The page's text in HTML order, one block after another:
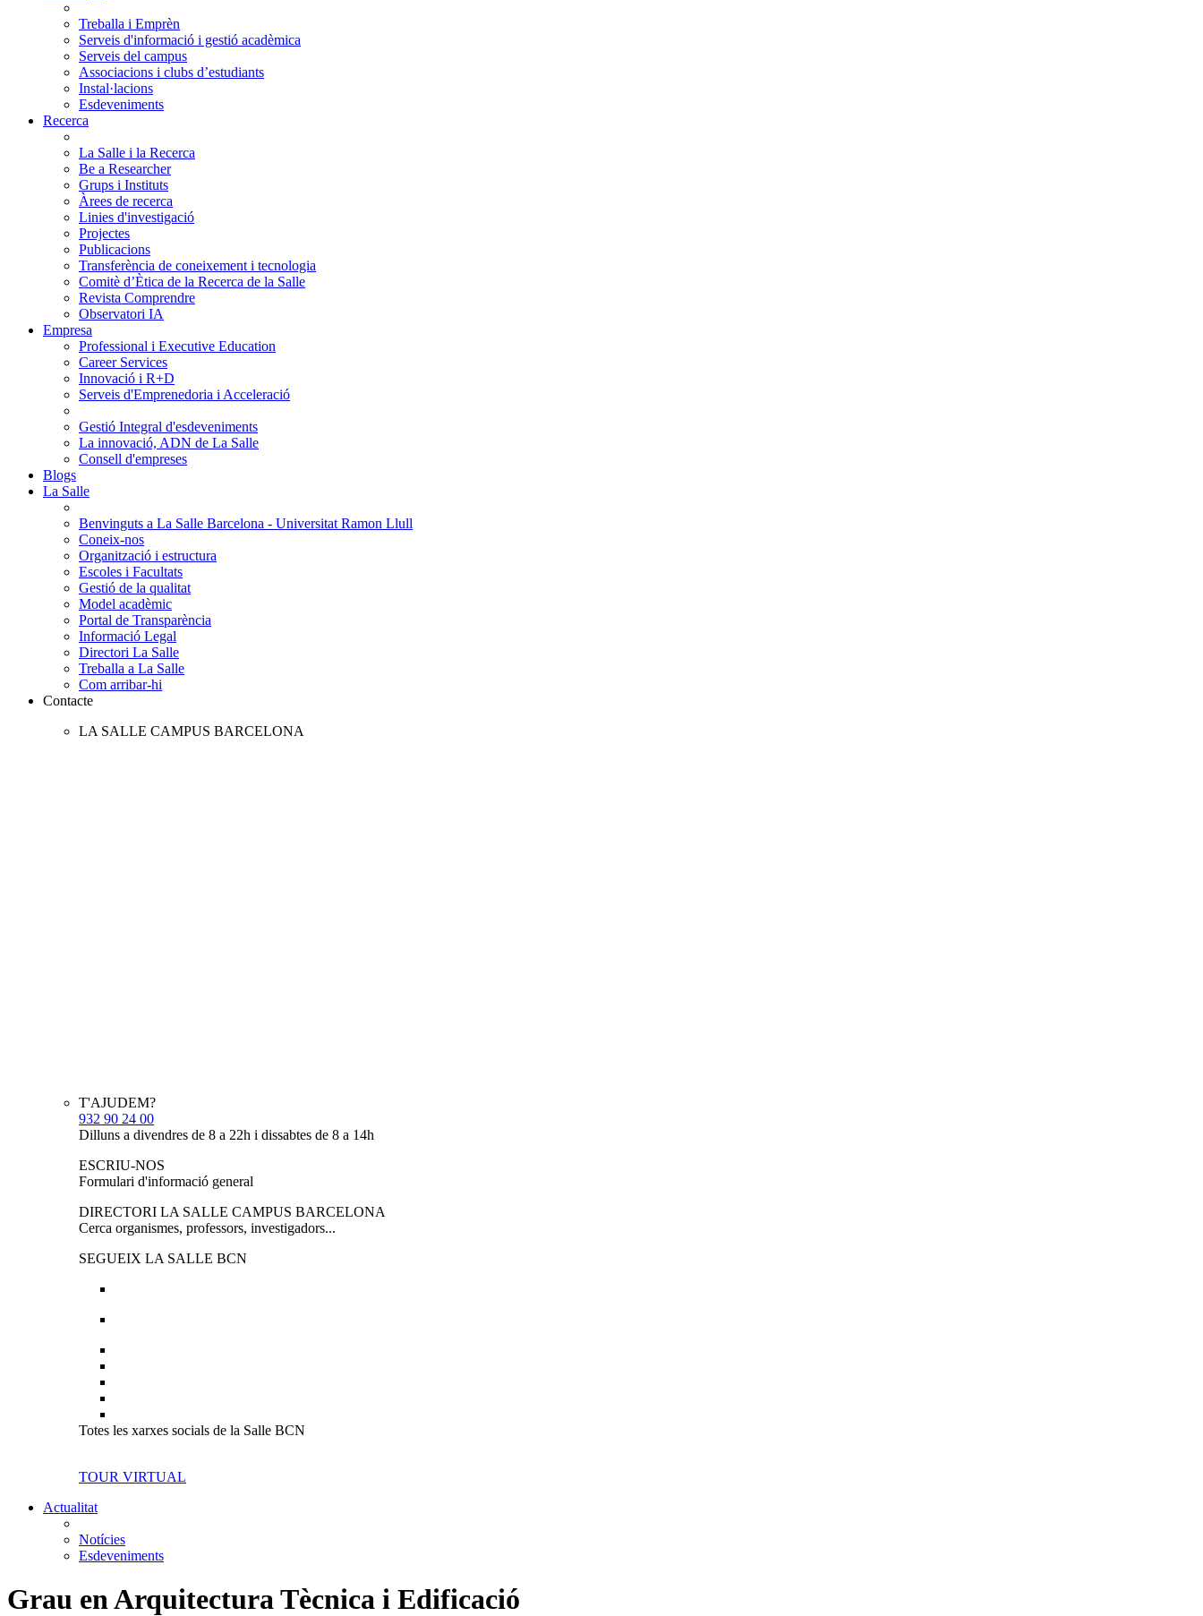
Treballa i Emprèn
Serveis d'informació i gestió acadèmica
Serveis del campus
Associacions i clubs d’estudiants
Instal·lacions
Esdeveniments
Recerca
La Salle i la Recerca
Be a Researcher
Grups i Instituts
Àrees de recerca
Linies d'investigació
Projectes
Publicacions
Transferència de coneixement i tecnologia
Comitè d’Ètica de la Recerca de la Salle
Revista Comprendre
Observatori IA
Empresa
Professional i Executive Education
Career Services
Innovació i R+D
Serveis d'Emprenedoria i Acceleració
Gestió Integral d'esdeveniments
La innovació, ADN de La Salle
Consell d'empreses
Blogs
La Salle
Benvinguts a La Salle Barcelona - Universitat Ramon Llull
Coneix-nos
Organització i estructura
Escoles i Facultats
Gestió de la qualitat
Model acadèmic
Portal de Transparència
Informació Legal
Directori La Salle
Treballa a La Salle
Com arribar-hi
Contacte
LA SALLE CAMPUS BARCELONA
T'AJUDEM?
932 90 24 00
Dilluns a divendres de 8 a 22h i dissabtes de 8 a 14h
ESCRIU-NOS
Formulari d'informació general
DIRECTORI LA SALLE CAMPUS BARCELONA
Cerca organismes, professors, investigadors...
SEGUEIX LA SALLE BCN
Totes les xarxes socials de la Salle BCN
TOUR VIRTUAL
Actualitat
Notícies
Esdeveniments
Grau en Arquitectura Tècnica i Edificació